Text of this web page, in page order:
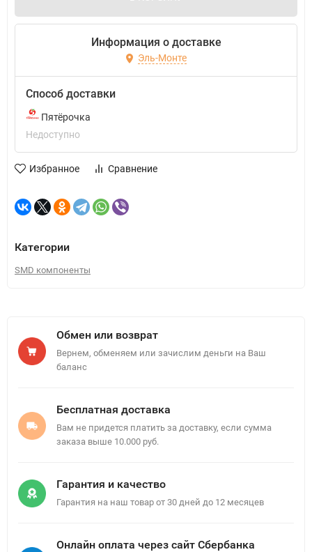
Информация о доставке
Эль-Монте
Способ доставки
Пятёрочка
Недоступно
Избранное Сравнение
Категории
SMD компоненты
Обмен или возврат
Вернем, обменяем или зачислим деньги на Ваш
баланс
Бесплатная доставка
Вам не придется платить за доставку, если сумма
заказа выше 10.000 руб.
Гарантия и качество
Гарантия на наш товар от 30 дней до 12 месяцев
Онлайн оплата через сайт Сбербанка